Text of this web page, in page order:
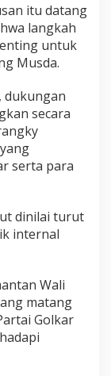
itu datang
langkah
untuk
Musda.
dukungan
secara
serta para
dinilai turut
internal
Wali
matang
Golkar